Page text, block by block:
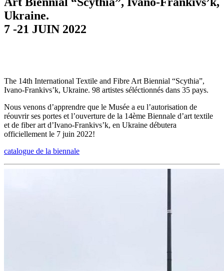
Ukraine.
7 -21 JUIN 2022
The 14th International Textile and Fibre Art Biennial “Scythia”,
Ivano-Frankivs’k, Ukraine. 98 artistes séléctionnés dans 35 pays.
Nous venons d’apprendre que le Musée a eu l’autorisation de
réouvrir ses portes et l’ouverture de la 14ème Biennale d’art textile
et de fiber art d’Ivano-Frankivs’k, en Ukraine débutera
officiellement le 7 juin 2022!
catalogue de la biennale